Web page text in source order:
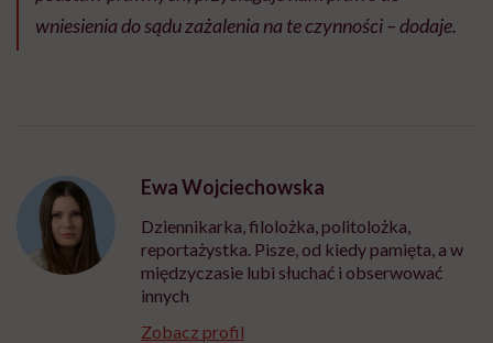
wniesienia do sądu zażalenia na te czynności – dodaje.
Ewa Wojciechowska
Dziennikarka, filolożka, politolożka,
reportażystka. Pisze, od kiedy pamięta, a w
międzyczasie lubi słuchać i obserwować
innych
Zobacz profil